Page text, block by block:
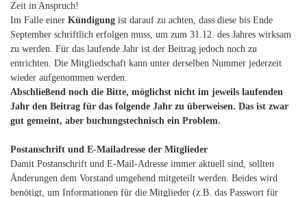
Zeit in Anspruch!
Im Falle einer Kündigung ist darauf zu achten, dass diese bis Ende
September schriftlich erfolgen muss, um zum 31.12. des Jahres wirksam
zu werden. Für das laufende Jahr ist der Beitrag jedoch noch zu
entrichten. Die Mitgliedschaft kann unter derselben Nummer jederzeit
wieder aufgenommen werden.
Abschließend noch die Bitte, möglichst nicht im jeweils laufenden
Jahr den Beitrag für das folgende Jahr zu überweisen. Das ist zwar
gut gemeint, aber buchungstechnisch ein Problem.
Postanschrift und E-Mailadresse der Mitglieder
Damit Postanschrift und E-Mail-Adresse immer aktuell sind, sollten
Änderungen dem Vorstand umgehend mitgeteilt werden. Beides wird
benötigt, um Informationen für die Mitglieder (z.B. das Passwort für